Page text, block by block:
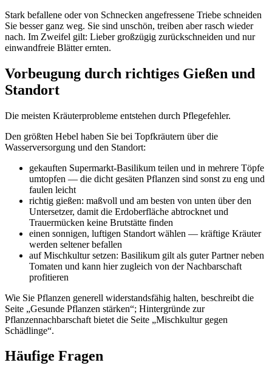
Stark befallene oder von Schnecken angefressene Triebe schneiden
Sie besser ganz weg. Sie sind unschön, treiben aber rasch wieder
nach. Im Zweifel gilt: Lieber großzügig zurückschneiden und nur
einwandfreie Blätter ernten.
Vorbeugung durch richtiges Gießen und
Standort
Die meisten Kräuterprobleme entstehen durch Pflegefehler.
Den größten Hebel haben Sie bei Topfkräutern über die
Wasserversorgung und den Standort:
gekauften Supermarkt-Basilikum teilen und in mehrere Töpfe
umtopfen — die dicht gesäten Pflanzen sind sonst zu eng und
faulen leicht
richtig gießen: maßvoll und am besten von unten über den
Untersetzer, damit die Erdoberfläche abtrocknet und
Trauermücken keine Brutstätte finden
einen sonnigen, luftigen Standort wählen — kräftige Kräuter
werden seltener befallen
auf Mischkultur setzen: Basilikum gilt als guter Partner neben
Tomaten und kann hier zugleich von der Nachbarschaft
profitieren
Wie Sie Pflanzen generell widerstandsfähig halten, beschreibt die
Seite „Gesunde Pflanzen stärken“; Hintergründe zur
Pflanzennachbarschaft bietet die Seite „Mischkultur gegen
Schädlinge“.
Häufige Fragen